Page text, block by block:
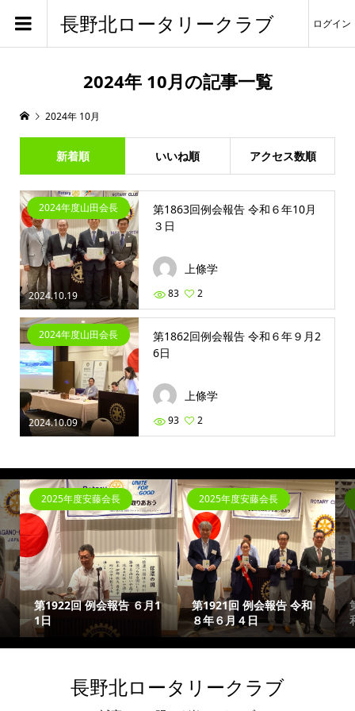
長野北ロータリークラブ ログイン
2024年 10月の記事一覧
2024年 10月
新着順 いいね順 アクセス数順
2024.10.19
2024年度山田会長
第1863回例会報告 令和６年10月
３日
上條学
83 2
2024.10.09
2024年度山田会長
第1862回例会報告 令和６年９月2
6日
上條学
93 2
2025年度安藤会長
第1922回 例会報告 ６月1
1日
2025年度安藤会長
第1921回 例会報告 令和
８年６月４日
長野北ロータリークラブ